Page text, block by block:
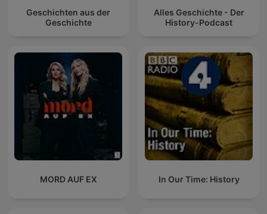
Geschichten aus der
Geschichte
Alles Geschichte - Der
History-Podcast
MORD AUF EX In Our Time: History